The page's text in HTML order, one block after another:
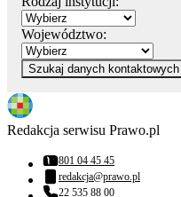
Województwo:
Szukaj danych kontaktowych
Redakcja serwisu Prawo.pl
Numer telefonu:
801 04 45 45
Adres email:
redakcja@prawo.pl
22 535 88 00